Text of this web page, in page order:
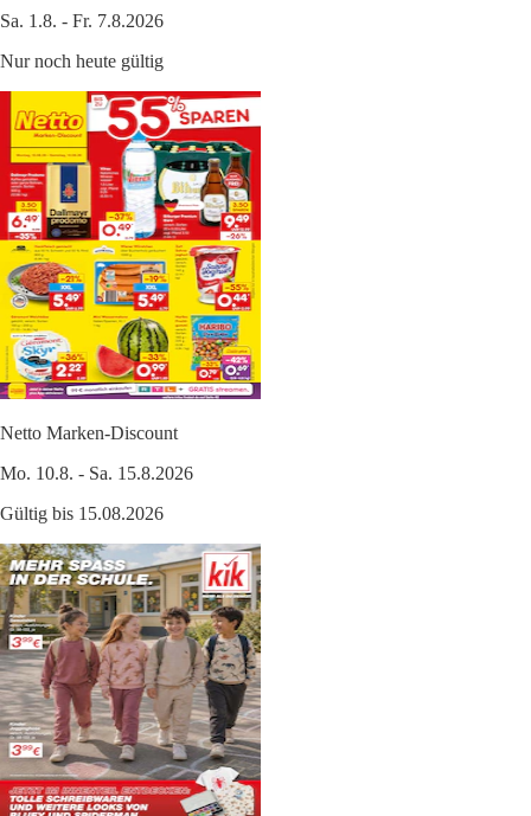
Sa. 1.8. - Fr. 7.8.2026
Nur noch heute gültig
Netto Marken-Discount
Mo. 10.8. - Sa. 15.8.2026
Gültig bis 15.08.2026